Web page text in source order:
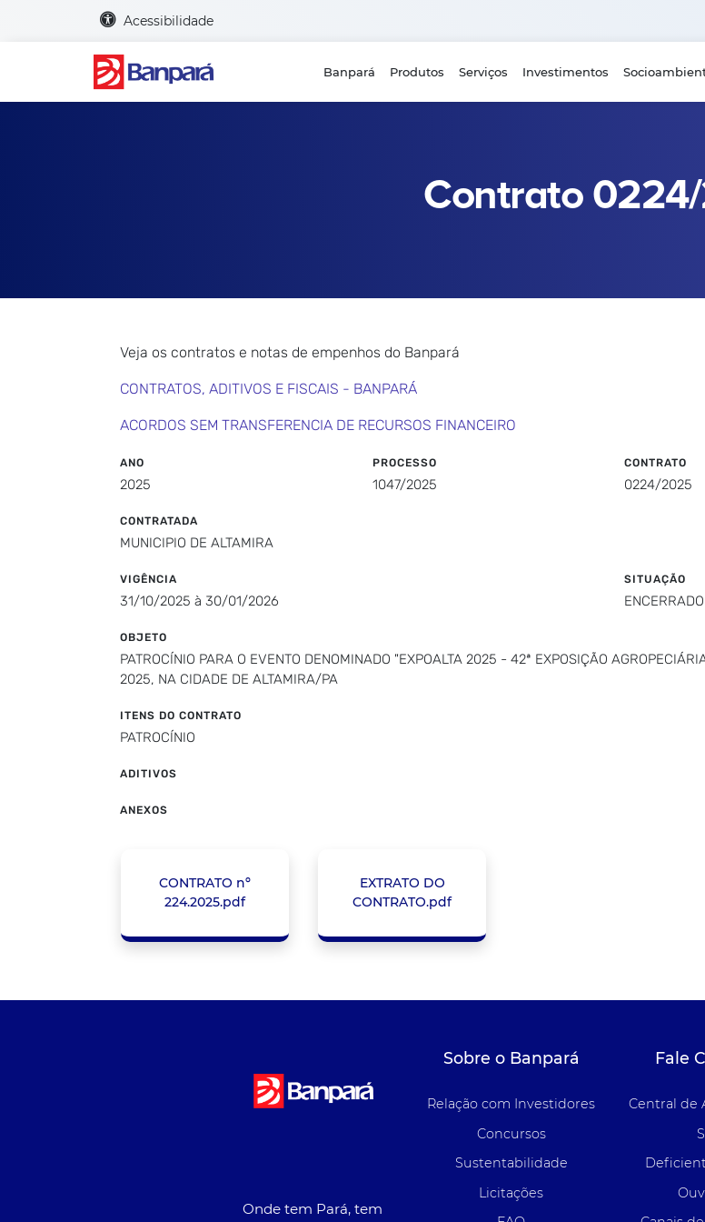
Acessibilidade
Banpará Produtos Serviços Investimentos
Contrato
Veja os contratos e notas de empenhos do Banpará
CONTRATOS, ADITIVOS E FISCAIS - BANPARÁ
ACORDOS SEM TRANSFERENCIA DE RECURSOS FINANCEIRO
ANO
2025
PROCESSO
1047/2025
CONTRATO
0224/2025
CONTRATADA
MUNICIPIO DE ALTAMIRA
VIGÊNCIA
31/10/2025 à 30/01/2026
SITUAÇÃO
ENCERRADO
OBJETO
PATROCÍNIO PARA O EVENTO DENOMINADO "EXPOALTA 2025 - 42ª EXPOSIÇÃO
2025, NA CIDADE DE ALTAMIRA/PA
ITENS DO CONTRATO
PATROCÍNIO
ADITIVOS
ANEXOS
CONTRATO nº
224.2025.pdf
EXTRATO DO
CONTRATO.pdf
Onde tem Pará, tem
Sobre o Banpará
Relação com Investidores
Concursos
Sustentabilidade
Licitações
Fale
Central de